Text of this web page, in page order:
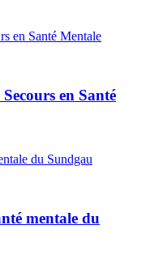
en Santé
mentale du